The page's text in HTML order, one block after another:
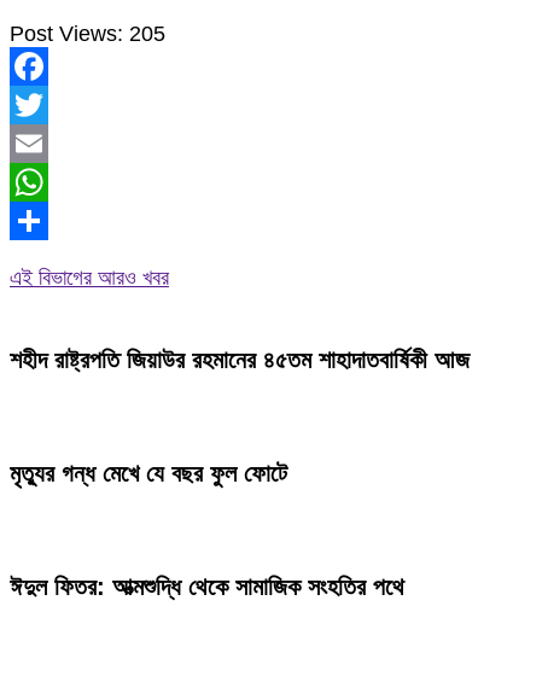
Post Views: 205
Facebook
Twitter
Email
WhatsApp
এই বিভাগের আরও খবর
শহীদ রাষ্ট্রপতি জিয়াউর রহমানের ৪৫তম শাহাদাতবার্ষিকী আজ
মৃত্যুর গন্ধ মেখে যে বছর ফুল ফোটে
ঈদুল ফিতর: আত্মশুদ্ধি থেকে সামাজিক সংহতির পথে